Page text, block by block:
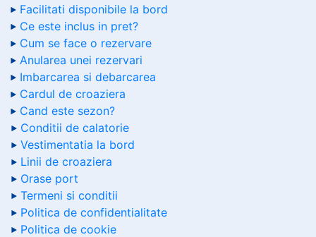
Facilitati disponibile la bord
Ce este inclus in pret?
Cum se face o rezervare
Anularea unei rezervari
Imbarcarea si debarcarea
Cardul de croaziera
Cand este sezon?
Conditii de calatorie
Vestimentatia la bord
Linii de croaziera
Orase port
Termeni si conditii
Politica de confidentialitate
Politica de cookie